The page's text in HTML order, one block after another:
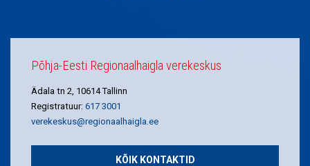
Põhja-Eesti Regionaalhaigla verekeskus
Ädala tn 2, 10614 Tallinn
Registratuur: 617 3001
verekeskus@regionaalhaigla.ee
KÕIK KONTAKTID